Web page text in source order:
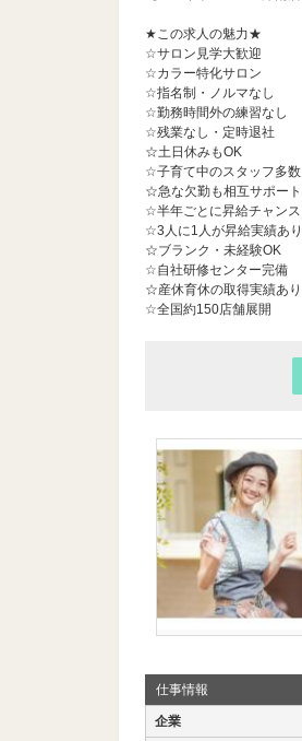
★この求人の魅力★
☆サロン見学大歓迎
☆カラー特化サロン
☆指名制・ノルマなし
☆勤務時間外の練習なし
☆残業なし・定時退社
☆土日休みもOK
☆子育て中のスタッフ多数
☆急な欠勤も相互サポート
☆半年ごとに昇給チャンス
☆3人に1人が昇給実績あり
☆ブランク・未経験OK
☆自社研修センター完備
☆産休育休の取得実績あり
☆全国約150店舗展開
仕事情報
企業